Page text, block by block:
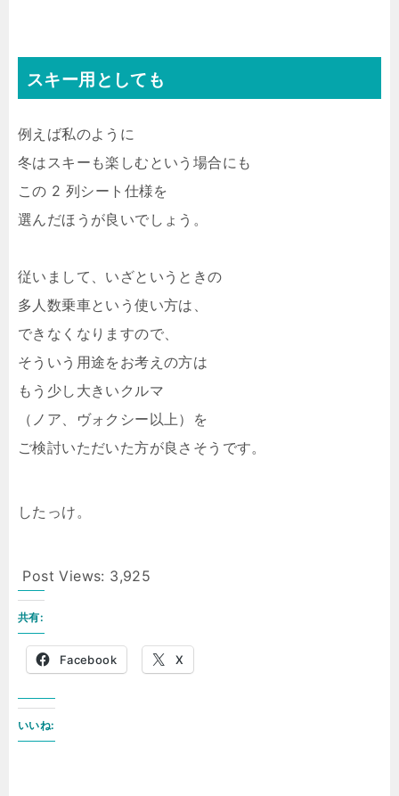
スキー用としても
例えば私のように
冬はスキーも楽しむという場合にも
この 2 列シート仕様を
選んだほうが良いでしょう。
従いまして、いざというときの
多人数乗車という使い方は、
できなくなりますので、
そういう用途をお考えの方は
もう少し大きいクルマ
（ノア、ヴォクシー以上）を
ご検討いただいた方が良さそうです。
したっけ。
Post Views: 3,925
共有:
Facebook X
いいね: